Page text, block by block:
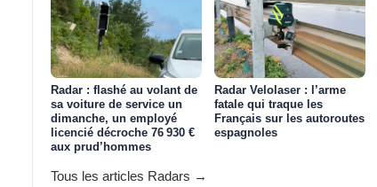
Radar : flashé au volant de
sa voiture de service un
dimanche, un employé
licencié décroche 76 930 €
aux prud’hommes
Radar Velolaser : l’arme
fatale qui traque les
Français sur les autoroutes
espagnoles
Tous les articles Radars →